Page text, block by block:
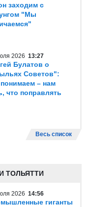
заходим с
"Мы
2026 13:27
Булатов о
Советов":
– нам
что поправлять
Весь список
ТОЛЬЯТТИ
2026 14:56
гиганты